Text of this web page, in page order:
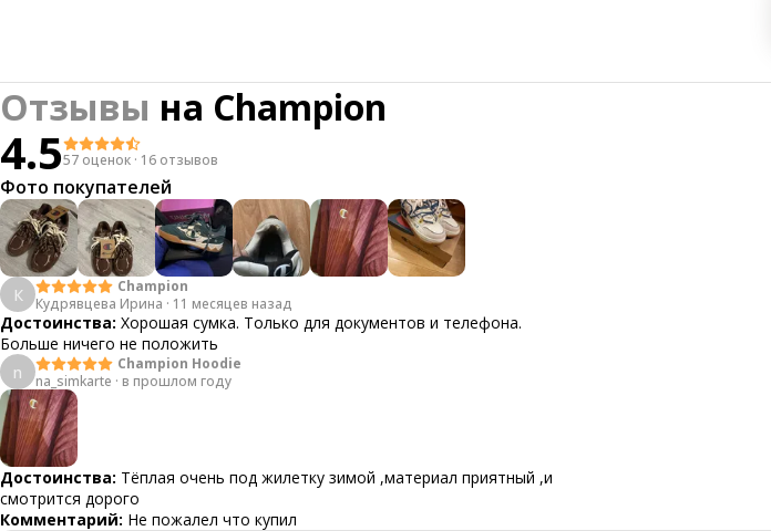
Отзывы на Champion
4.557 оценок · 16 отзывов
Фото покупателей
К
Champion
Кудрявцева Ирина · 11 месяцев назад
Достоинства: Хорошая сумка. Только для документов и телефона.
Больше ничего не положить
n
Champion Hoodie
na_simkarte · в прошлом году
Достоинства: Тёплая очень под жилетку зимой ,материал приятный ,и
смотрится дорого
Комментарий: Не пожалел что купил